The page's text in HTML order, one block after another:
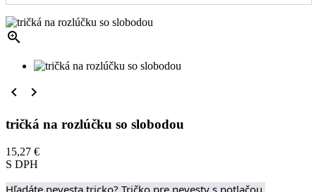

 
tričká na rozlúčku so slobodou
15,27 €
S DPH
Hľadáte nevesta tricko? Tričko pre nevesty s potlačou